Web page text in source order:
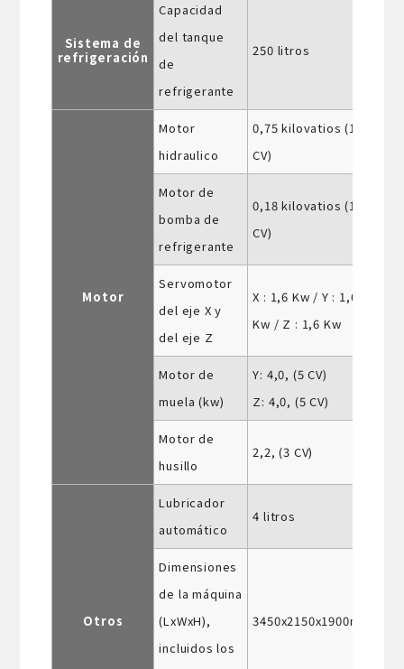
Sistema de
refrigeración
Capacidad
del tanque
de
refrigerante
250 litros
Motor
Motor
hidraulico
0,75 kilovatios (1
CV)
Motor de
bomba de
refrigerante
0,18 kilovatios (1/4
CV)
Servomotor
del eje X y
del eje Z
X : 1,6 Kw / Y : 1,6
Kw / Z : 1,6 Kw
Motor de
muela (kw)
Y: 4,0, (5 CV)
Z: 4,0, (5 CV)
Motor de
husillo
2,2, (3 CV)
Otros
Lubricador
automático
4 litros
Dimensiones
de la máquina
(LxWxH),
incluidos los
3450x2150x1900mm